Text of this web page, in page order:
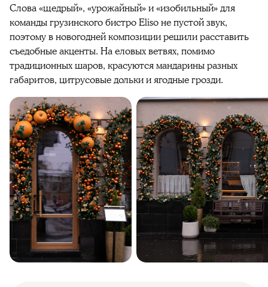
Слова «щедрый», «урожайный» и «изобильный» для
команды грузинского бистро Eliso не пустой звук,
поэтому в новогодней композиции решили расставить
съедобные акценты. На еловых ветвях, помимо
традиционных шаров, красуются мандарины разных
габаритов, цитрусовые дольки и ягодные грозди.